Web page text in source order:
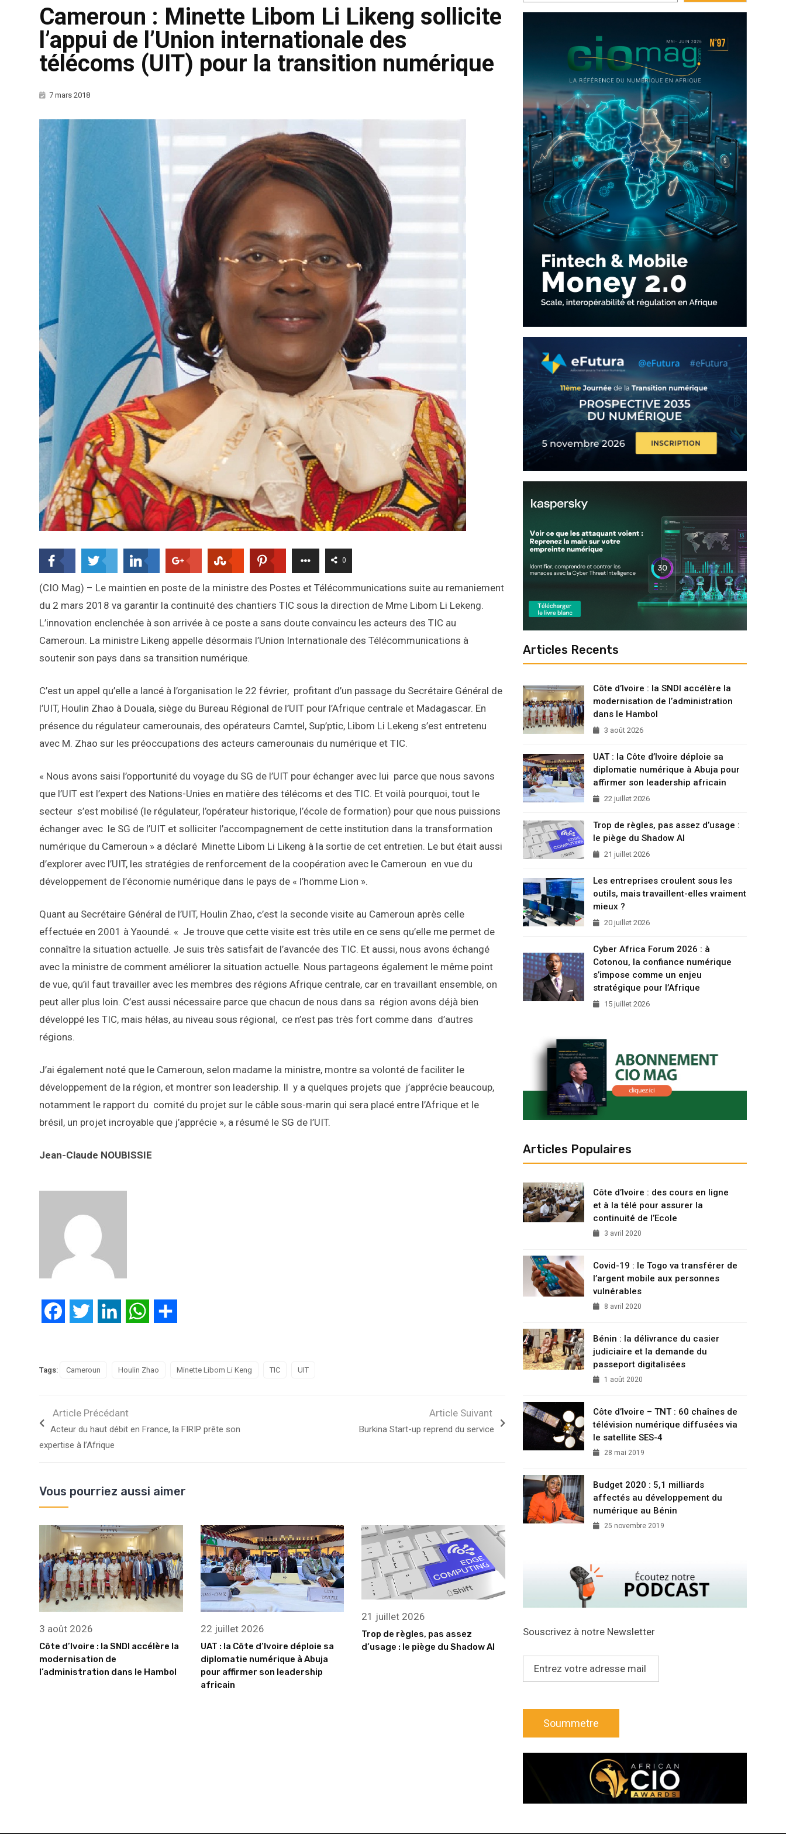
Cameroun : Minette Libom Li Likeng sollicite
l’appui de l’Union internationale des
télécoms (UIT) pour la transition numérique
7 mars 2018
0
(CIO Mag) – Le maintien en poste de la ministre des Postes et Télécommunications suite au remaniement
du 2 mars 2018 va garantir la continuité des chantiers TIC sous la direction de Mme Libom Li Lekeng.
L’innovation enclenchée à son arrivée à ce poste a sans doute convaincu les acteurs des TIC au
Cameroun. La ministre Likeng appelle désormais l’Union Internationale des Télécommunications à
soutenir son pays dans sa transition numérique.
C’est un appel qu’elle a lancé à l’organisation le 22 février, profitant d’un passage du Secrétaire Général de
l’UIT, Houlin Zhao à Douala, siège du Bureau Régional de l’UIT pour l’Afrique centrale et Madagascar. En
présence du régulateur camerounais, des opérateurs Camtel, Sup’ptic, Libom Li Lekeng s’est entretenu
avec M. Zhao sur les préoccupations des acteurs camerounais du numérique et TIC.
« Nous avons saisi l’opportunité du voyage du SG de l’UIT pour échanger avec lui parce que nous savons
que l’UIT est l’expert des Nations-Unies en matière des télécoms et des TIC. Et voilà pourquoi, tout le
secteur s’est mobilisé (le régulateur, l’opérateur historique, l’école de formation) pour que nous puissions
échanger avec le SG de l’UIT et solliciter l’accompagnement de cette institution dans la transformation
numérique du Cameroun » a déclaré Minette Libom Li Likeng à la sortie de cet entretien. Le but était aussi
d’explorer avec l’UIT, les stratégies de renforcement de la coopération avec le Cameroun en vue du
développement de l’économie numérique dans le pays de « l’homme Lion ».
Quant au Secrétaire Général de l’UIT, Houlin Zhao, c’est la seconde visite au Cameroun après celle
effectuée en 2001 à Yaoundé. « Je trouve que cette visite est très utile en ce sens qu’elle me permet de
connaître la situation actuelle. Je suis très satisfait de l’avancée des TIC. Et aussi, nous avons échangé
avec la ministre de comment améliorer la situation actuelle. Nous partageons également le même point
de vue, qu’il faut travailler avec les membres des régions Afrique centrale, car en travaillant ensemble, on
peut aller plus loin. C’est aussi nécessaire parce que chacun de nous dans sa région avons déjà bien
développé les TIC, mais hélas, au niveau sous régional, ce n’est pas très fort comme dans d’autres
régions.
J’ai également noté que le Cameroun, selon madame la ministre, montre sa volonté de faciliter le
développement de la région, et montrer son leadership. Il y a quelques projets que j’apprécie beaucoup,
notamment le rapport du comité du projet sur le câble sous-marin qui sera placé entre l’Afrique et le
brésil, un projet incroyable que j’apprécie », a résumé le SG de l’UIT.
Jean-Claude NOUBISSIE
FacebookTwitter LinkedIn WhatsApp
Tags: Cameroun Houlin Zhao Minette Libom Li Keng TIC UIT
Article Précédant
Acteur du haut débit en France, la FIRIP prête son
expertise à l’Afrique
Article Suivant
Burkina Start-up reprend du service
Vous pourriez aussi aimer
3 août 2026
Côte d’Ivoire : la SNDI accélère la
modernisation de
l’administration dans le Hambol
22 juillet 2026
UAT : la Côte d’Ivoire déploie sa
diplomatie numérique à Abuja
pour affirmer son leadership
africain
21 juillet 2026
Trop de règles, pas assez
d’usage : le piège du Shadow AI
Articles Recents
Côte d’Ivoire : la SNDI accélère la
modernisation de l’administration
dans le Hambol
3 août 2026
UAT : la Côte d’Ivoire déploie sa
diplomatie numérique à Abuja pour
affirmer son leadership africain
22 juillet 2026
Trop de règles, pas assez d’usage :
le piège du Shadow AI
21 juillet 2026
Les entreprises croulent sous les
outils, mais travaillent-elles vraiment
mieux ?
20 juillet 2026
Cyber Africa Forum 2026 : à
Cotonou, la confiance numérique
s’impose comme un enjeu
stratégique pour l’Afrique
15 juillet 2026
Articles Populaires
Côte d’Ivoire : des cours en ligne
et à la télé pour assurer la
continuité de l’Ecole
3 avril 2020
Covid-19 : le Togo va transférer de
l’argent mobile aux personnes
vulnérables
8 avril 2020
Bénin : la délivrance du casier
judiciaire et la demande du
passeport digitalisées
1 août 2020
Côte d’Ivoire – TNT : 60 chaînes de
télévision numérique diffusées via
le satellite SES-4
28 mai 2019
Budget 2020 : 5,1 milliards
affectés au développement du
numérique au Bénin
25 novembre 2019
Souscrivez à notre Newsletter